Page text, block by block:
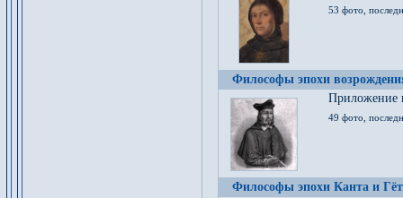
53 фото,
Философы эпохи
Приложение
49 фото,
Философы эпохи Канта и